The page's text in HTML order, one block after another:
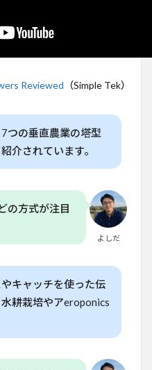
Reviewed （Simple Tek）
つの垂直農業の塔型
介されています。
よしだ
の方式が注目
キャッチを使った伝
耕栽培やアeroponics